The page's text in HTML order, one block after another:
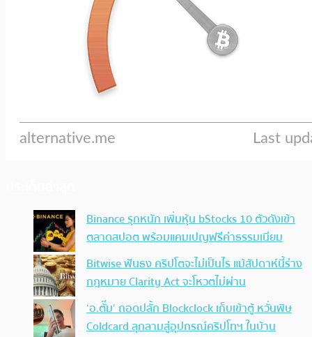
Binance รุกหนัก เพิ่มหุ้น bStocks 10 ตัวดังเข้า
ตลาดสปอต พร้อมแคมเปญฟรีค่าธรรมเนียม
Bitwise ฟันธง คริปโตจะไม่เป็นไร แม้สัปดาห์นี้ร่าง
กฎหมาย Clarity Act จะโหวตไม่ผ่าน
‘อ.ตั๊ม’ ถอดปลั้ก Blockclock เก็บเข้าตู้ หวั่นพิษ
Coldcard ลุกลามสู่อุปกรณ์คริปโทฯ ในบ้าน